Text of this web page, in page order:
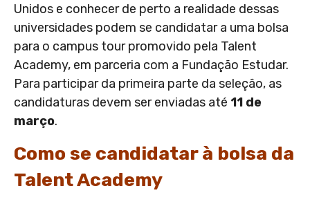
Unidos e conhecer de perto a realidade dessas
universidades podem se candidatar a uma bolsa
para o campus tour promovido pela Talent
Academy, em parceria com a Fundação Estudar.
Para participar da primeira parte da seleção, as
candidaturas devem ser enviadas até 11 de
março.
Como se candidatar à bolsa da
Talent Academy